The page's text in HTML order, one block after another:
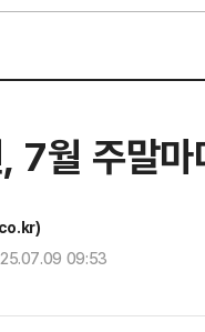
7월 주말
09:53